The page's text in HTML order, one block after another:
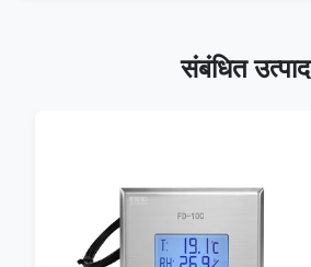
संबंधित उत्पाद